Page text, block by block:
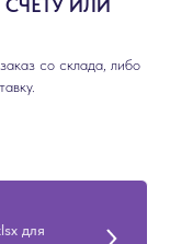
ИЛИ
со склада, либо
для